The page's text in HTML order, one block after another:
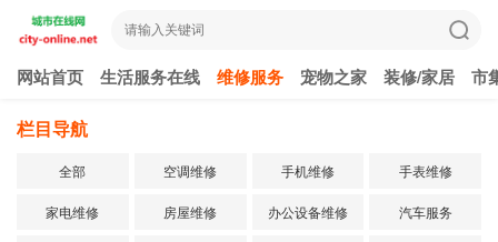
网站首页 生活服务在线 维修服务 宠物之家 装修/家居 市
栏目导航
全部 空调维修 手机维修 手表维修
家电维修 房屋维修 办公设备维修 汽车服务